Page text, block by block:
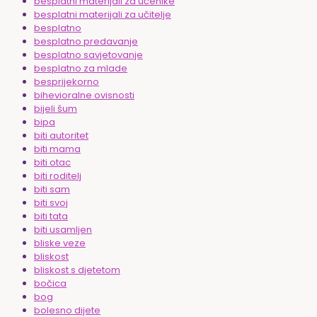
besplatni materijali za učitelje
besplatno
besplatno predavanje
besplatno savjetovanje
besplatno za mlade
besprijekorno
bihevioralne ovisnosti
bijeli šum
bipa
biti autoritet
biti mama
biti otac
biti roditelj
biti sam
biti svoj
biti tata
biti usamljen
bliske veze
bliskost
bliskost s djetetom
bočica
bog
bolesno dijete